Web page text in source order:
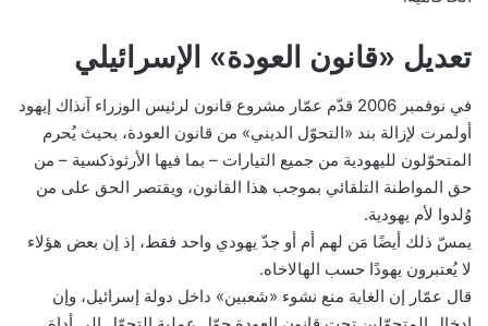
تعديل «قانون العودة» الإسرائيلي
في نوفمبر 2006 قدّم عمّار مشروع قانون لرئيس الوزراء آنذاك إيهود
أولمرت لإزالة بند «التحوّل الديني» من قانون العودة، بحيث يُحرم
المتحوّلون لليهودية من جميع التيارات – بما فيها الأرثوذكسية – من
حق المواطنة التلقائي بموجب هذا القانون، ويقتصر الحق على من
وُلدوا لأم يهودية.
يمسّ ذلك أيضًا مَن لهم أم أو جدّ يهودي واحد فقط، إذ إن بعض هؤلاء
لا يُعتبرون يهودًا حسب الهالاخاه.
قال عمّار إن الغاية منع نشوء «شعبين» داخل دولة إسرائيل، وإن